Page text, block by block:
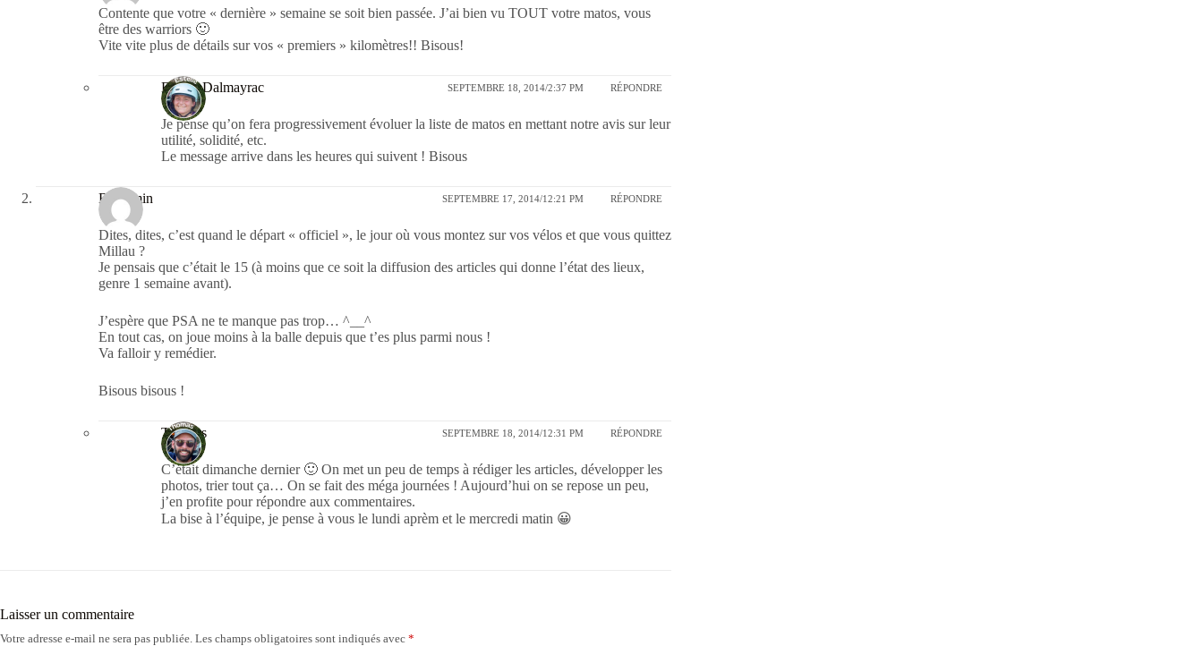
Contente que votre « dernière » semaine se soit bien passée. J’ai bien vu TOUT votre matos, vous
être des warriors 🙂
Vite vite plus de détails sur vos « premiers » kilomètres!! Bisous!
Estelle Dalmayrac SEPTEMBRE 18, 2014/2:37 PM RÉPONDRE
Je pense qu’on fera progressivement évoluer la liste de matos en mettant notre avis sur leur
utilité, solidité, etc.
Le message arrive dans les heures qui suivent ! Bisous
Benjamin SEPTEMBRE 17, 2014/12:21 PM RÉPONDRE
Dites, dites, c’est quand le départ « officiel », le jour où vous montez sur vos vélos et que vous quittez
Millau ?
Je pensais que c’était le 15 (à moins que ce soit la diffusion des articles qui donne l’état des lieux,
genre 1 semaine avant).
J’espère que PSA ne te manque pas trop… ^__^
En tout cas, on joue moins à la balle depuis que t’es plus parmi nous !
Va falloir y remédier.
Bisous bisous !
Thomas SEPTEMBRE 18, 2014/12:31 PM RÉPONDRE
C’était dimanche dernier 🙂 On met un peu de temps à rédiger les articles, développer les
photos, trier tout ça… On se fait des méga journées ! Aujourd’hui on se repose un peu,
j’en profite pour répondre aux commentaires.
La bise à l’équipe, je pense à vous le lundi aprèm et le mercredi matin 😀
Laisser un commentaire
Votre adresse e-mail ne sera pas publiée. Les champs obligatoires sont indiqués avec *